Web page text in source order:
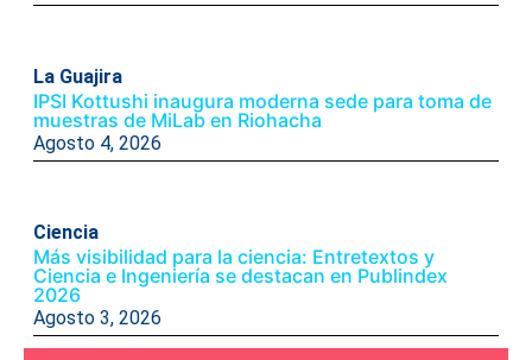
La Guajira
IPSI Kottushi inaugura moderna sede para toma de
muestras de MiLab en Riohacha
Agosto 4, 2026
Ciencia
Más visibilidad para la ciencia: Entretextos y
Ciencia e Ingeniería se destacan en Publindex
2026
Agosto 3, 2026